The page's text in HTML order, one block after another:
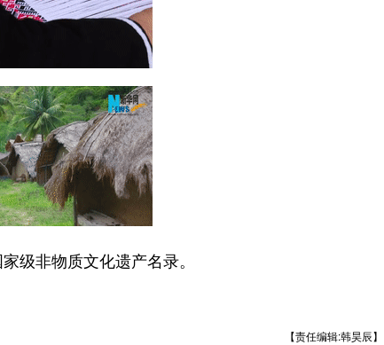
非物质文化遗产名录。
【责任编辑:韩昊辰】